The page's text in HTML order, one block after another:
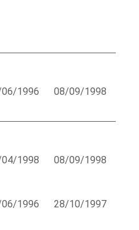
1996 08/09/1998
1998 08/09/1998
1996 28/10/1997